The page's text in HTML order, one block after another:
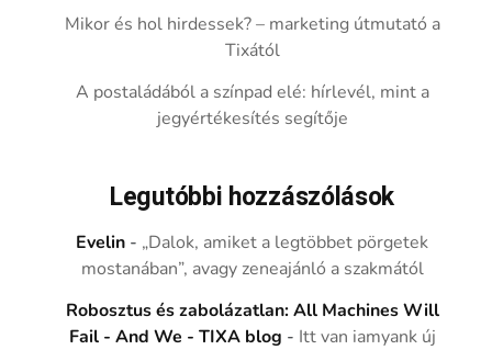
Mikor és hol hirdessek? – marketing útmutató a
Tixától
A postaládából a színpad elé: hírlevél, mint a
jegyértékesítés segítője
Legutóbbi hozzászólások
Evelin - „Dalok, amiket a legtöbbet pörgetek
mostanában”, avagy zeneajánló a szakmától
Robosztus és zabolázatlan: All Machines Will
Fail - And We - TIXA blog - Itt van iamyank új